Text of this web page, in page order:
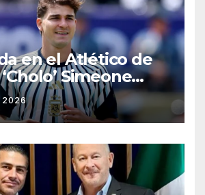
en el Atlético de
Simeone
contundente sobre
Julián Álvarez
2026